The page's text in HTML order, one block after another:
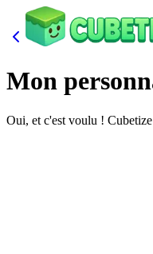
Mon
Oui, et c'est voulu !